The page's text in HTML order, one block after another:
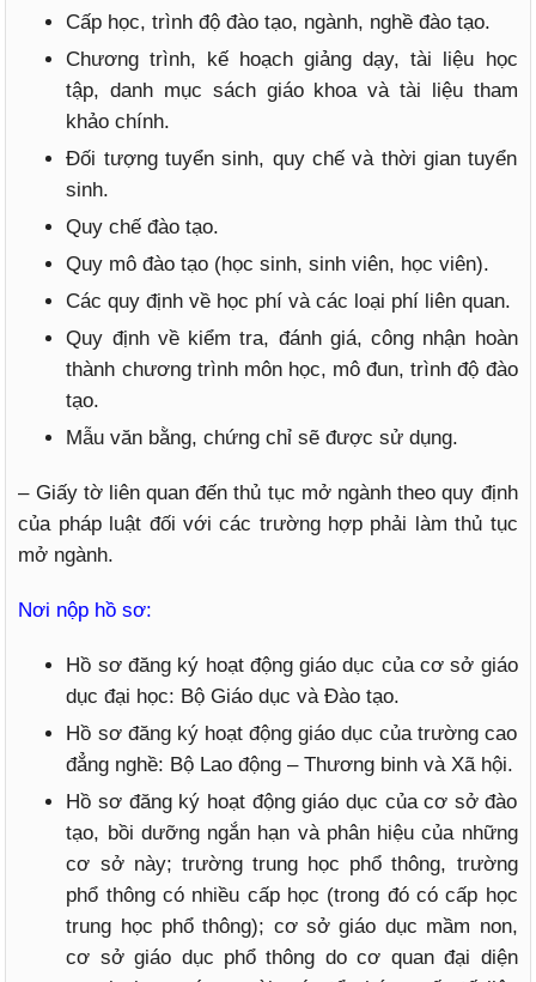
Cấp học, trình độ đào tạo, ngành, nghề đào tạo.
Chương trình, kế hoạch giảng dạy, tài liệu học
tập, danh mục sách giáo khoa và tài liệu tham
khảo chính.
Đối tượng tuyển sinh, quy chế và thời gian tuyển
sinh.
Quy chế đào tạo.
Quy mô đào tạo (học sinh, sinh viên, học viên).
Các quy định về học phí và các loại phí liên quan.
Quy định về kiểm tra, đánh giá, công nhận hoàn
thành chương trình môn học, mô đun, trình độ đào
tạo.
Mẫu văn bằng, chứng chỉ sẽ được sử dụng.
– Giấy tờ liên quan đến thủ tục mở ngành theo quy định
của pháp luật đối với các trường hợp phải làm thủ tục
mở ngành.
Nơi nộp hồ sơ:
Hồ sơ đăng ký hoạt động giáo dục của cơ sở giáo
dục đại học: Bộ Giáo dục và Đào tạo.
Hồ sơ đăng ký hoạt động giáo dục của trường cao
đẳng nghề: Bộ Lao động – Thương binh và Xã hội.
Hồ sơ đăng ký hoạt động giáo dục của cơ sở đào
tạo, bồi dưỡng ngắn hạn và phân hiệu của những
cơ sở này; trường trung học phổ thông, trường
phổ thông có nhiều cấp học (trong đó có cấp học
trung học phổ thông); cơ sở giáo dục mầm non,
cơ sở giáo dục phổ thông do cơ quan đại diện